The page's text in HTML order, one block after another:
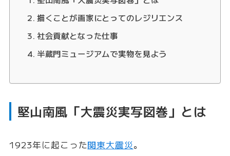
描くことが画家にとってのレジリエンス
社会貢献となった仕事
半蔵門ミュージアムで実物を見よう
堅山南風「大震災実写図巻」とは
1923年に起こった関東大震災。